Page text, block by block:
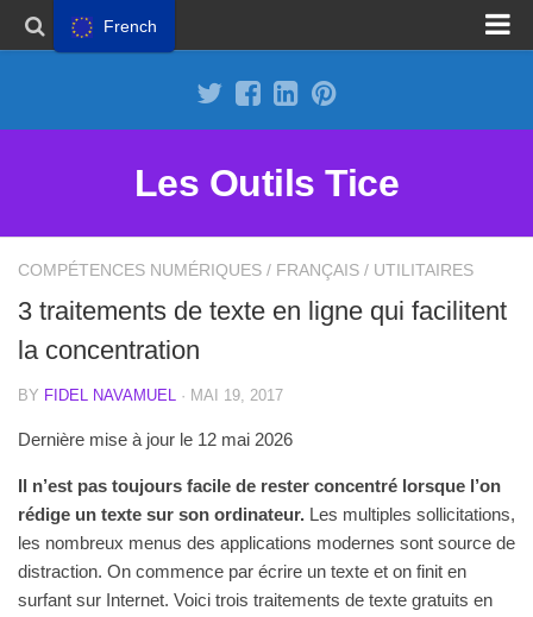
Les Outils Tice
COMPÉTENCES NUMÉRIQUES / FRANÇAIS / UTILITAIRES
3 traitements de texte en ligne qui facilitent
la concentration
BY FIDEL NAVAMUEL · MAI 19, 2017
Dernière mise à jour le 12 mai 2026
Il n’est pas toujours facile de rester concentré lorsque l’on
rédige un texte sur son ordinateur. Les multiples sollicitations,
les nombreux menus des applications modernes sont source de
distraction. On commence par écrire un texte et on finit en
surfant sur Internet. Voici trois traitements de texte gratuits en
French